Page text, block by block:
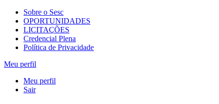
Sobre o Sesc
OPORTUNIDADES
LICITAÇÕES
Credencial Plena
Política de Privacidade
Meu perfil
Meu perfil
Sair